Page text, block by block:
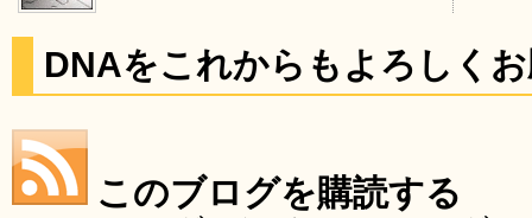
DNAをこれからもよろしく
このブログを購読する